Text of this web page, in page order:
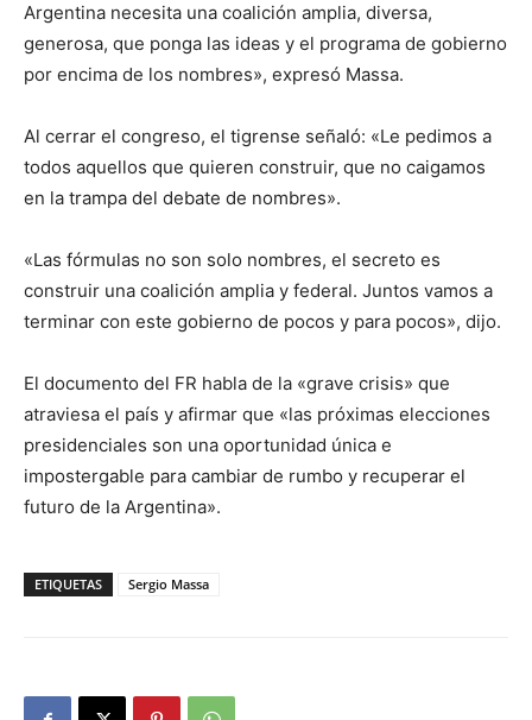
Argentina necesita una coalición amplia, diversa,
generosa, que ponga las ideas y el programa de gobierno
por encima de los nombres», expresó Massa.
Al cerrar el congreso, el tigrense señaló: «Le pedimos a
todos aquellos que quieren construir, que no caigamos
en la trampa del debate de nombres».
«Las fórmulas no son solo nombres, el secreto es
construir una coalición amplia y federal. Juntos vamos a
terminar con este gobierno de pocos y para pocos», dijo.
El documento del FR habla de la «grave crisis» que
atraviesa el país y afirmar que «las próximas elecciones
presidenciales son una oportunidad única e
impostergable para cambiar de rumbo y recuperar el
futuro de la Argentina».
ETIQUETAS Sergio Massa